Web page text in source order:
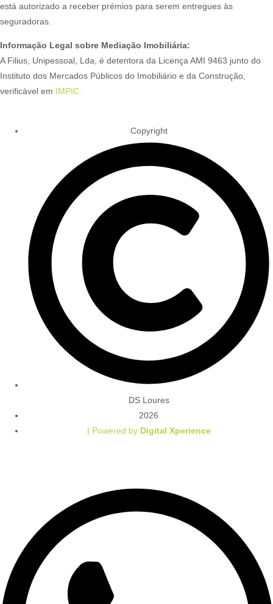
está autorizado a receber prémios para serem entregues às
seguradoras.
Informação Legal sobre Mediação Imobiliária:
A Filius, Unipessoal, Lda, é detentora da Licença AMI 9463 junto do
Instituto dos Mercados Públicos do Imobiliário e da Construção,
verificável em IMPIC.
Copyright
DS Loures
2026
| Powered by Digital Xperience